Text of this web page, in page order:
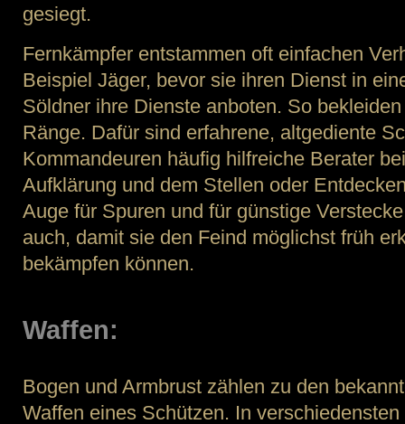
gesiegt.
Fernkämpfer entstammen oft einfachen
Beispiel Jäger, bevor sie ihren Dienst in
Söldner ihre Dienste anboten. So
Ränge. Dafür sind erfahrene, altgediente
Kommandeuren häufig hilfreiche Berater
Aufklärung und dem Stellen oder
Auge für Spuren und für günstige
auch, damit sie den Feind möglichst früh
bekämpfen können.
Waffen:
Bogen und Armbrust zählen zu den
Waffen eines Schützen. In